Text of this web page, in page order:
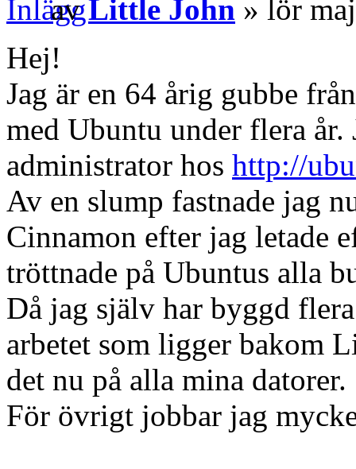
avLittle John » lör
Hej!
Jag är en 64 årig gubbe
med Ubuntu under flera år.
administrator hos http://
Av en slump fastnade jag
Cinnamon efter jag letade
tröttnade på Ubuntus alla
Då jag själv har byggd
arbetet som ligger bakom
det nu på alla mina datorer.
För övrigt jobbar jag